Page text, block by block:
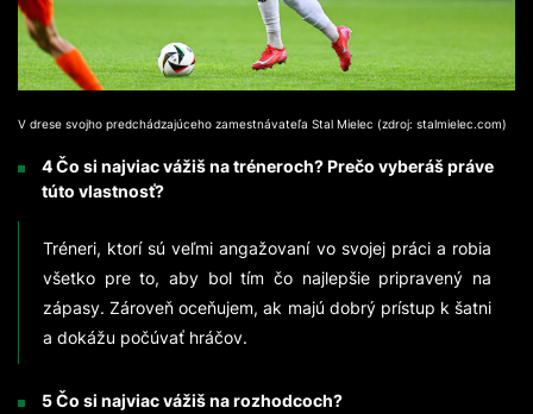
V drese svojho predchádzajúceho zamestnávateľa Stal Mielec (zdroj: stalmielec.com)
4 Čo si najviac vážiš na tréneroch? Prečo vyberáš práve
túto vlastnosť?
Tréneri, ktorí sú veľmi angažovaní vo svojej práci a robia
všetko pre to, aby bol tím čo najlepšie pripravený na
zápasy. Zároveň oceňujem, ak majú dobrý prístup k šatni
a dokážu počúvať hráčov.
5 Čo si najviac vážiš na rozhodcoch?